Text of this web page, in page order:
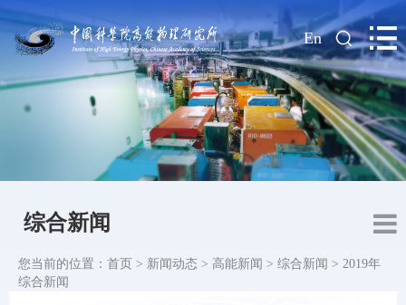
| En
综合新闻
您当前的位置： 首页 > 新闻动态 > 高能新闻 > 综合新闻 > 2019年
综合新闻